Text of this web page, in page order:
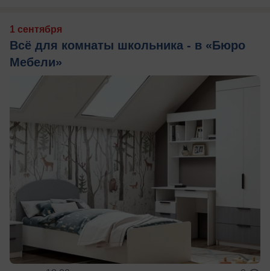
1 сентября
Всё для комнаты школьника - в «Бюро
Мебели»